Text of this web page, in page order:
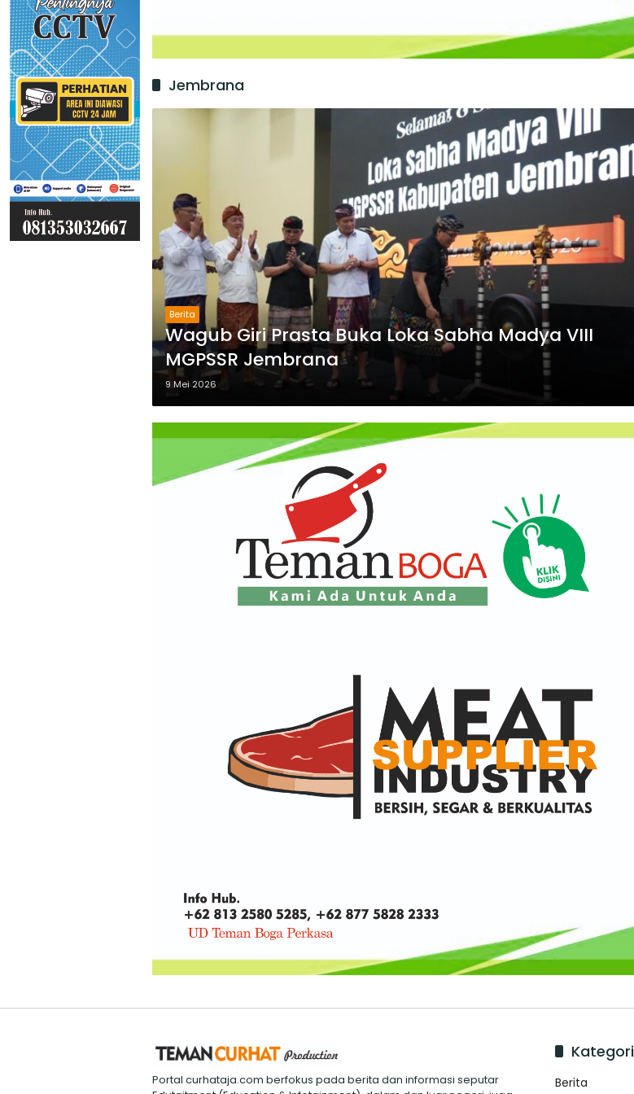
Jembrana
Berita
Wagub Giri Prasta Buka Loka Sabha Madya VIII
MGPSSR Jembrana
9 Mei 2026
Portal curhataja.com berfokus pada berita dan informasi seputar
Kategori
Berita